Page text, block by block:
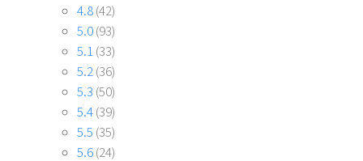
4.8(42)
5.0(93)
5.1 (33)
5.2 (36)
5.3 (50)
5.4(39)
5.5 (35)
5.6(24)